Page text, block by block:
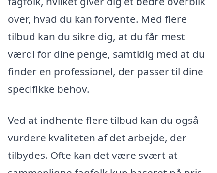
over, hvad du kan forvente. Med flere
tilbud kan du sikre dig, at du får mest
værdi for dine penge, samtidig med at du
finder en professionel, der passer til dine
specifikke behov.
Ved at indhente flere tilbud kan du også
vurdere kvaliteten af det arbejde, der
tilbydes. Ofte kan det være svært at